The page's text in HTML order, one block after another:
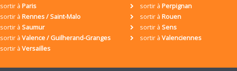
sortir à Paris sortir à Perpignan
sortir à Rennes / Saint-Malo sortir à Rouen
sortir à Saumur sortir à Sens
sortir à Valence / Guilherand-Granges sortir à Valenciennes
sortir à Versailles